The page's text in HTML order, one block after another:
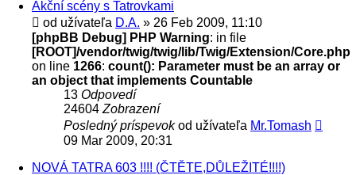
Akční scény s Tatrovkami
od užívateľa D.A. » 26 Feb 2009, 11:10
[phpBB Debug] PHP Warning: in file
[ROOT]/vendor/twig/twig/lib/Twig/Extension/Core.php
on line 1266: count(): Parameter must be an array or
an object that implements Countable
13 Odpovedí
24604 Zobrazení
Posledný príspevokod užívateľa Mr.Tomash
09 Mar 2009, 20:31
NOVÁ TATRA 603 !!!! (ČTĚTE,DŮLEŽITÉ!!!!)